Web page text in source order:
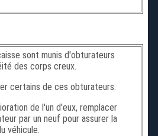
sont munis d'obturateurs
des corps creux.
certains de ces obturateurs.
de l'un d'eux, remplacer
par un neuf pour assurer la
véhicule.